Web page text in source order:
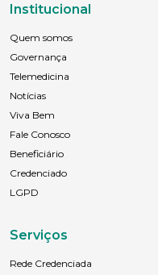
Institucional
Quem somos
Governança
Telemedicina
Notícias
Viva Bem
Fale Conosco
Beneficiário
Credenciado
LGPD
Serviços
Rede Credenciada